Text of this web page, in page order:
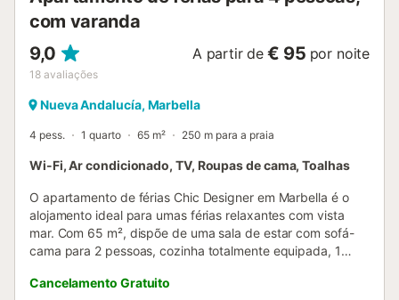
com varanda
9,0
18 avaliações
A partir de € 95 por noite
Nueva Andalucía, Marbella
4 pess. 1 quarto 65 m² 250 m para a praia
Wi-Fi, Ar condicionado, TV, Roupas de cama, Toalhas
O apartamento de férias Chic Designer em Marbella é o
alojamento ideal para umas férias relaxantes com vista
mar. Com 65 m², dispõe de uma sala de estar com sofá-
cama para 2 pessoas, cozinha totalmente equipada, 1
acomodando até 4 pessoas. Inclui Wi-Fi de alta velocidade
Cancelamento Gratuito